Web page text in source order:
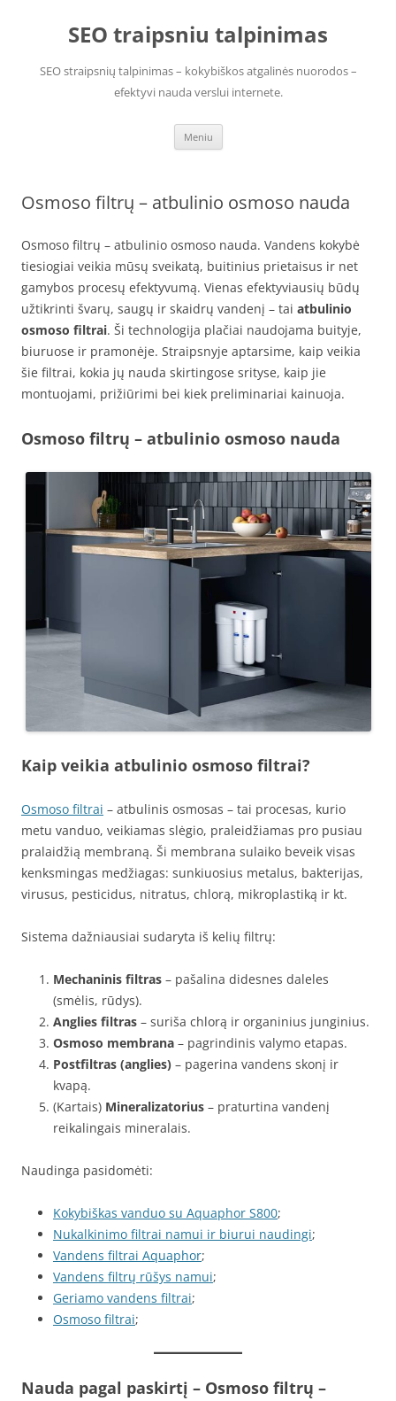
SEO traipsniu talpinimas
SEO straipsnių talpinimas – kokybiškos atgalinės nuorodos –
efektyvi nauda verslui internete.
Meniu
Osmoso filtrų – atbulinio osmoso nauda
Osmoso filtrų – atbulinio osmoso nauda. Vandens kokybė
tiesiogiai veikia mūsų sveikatą, buitinius prietaisus ir net
gamybos procesų efektyvumą. Vienas efektyviausių būdų
užtikrinti švarų, saugų ir skaidrų vandenį – tai atbulinio
osmoso filtrai. Ši technologija plačiai naudojama buityje,
biuruose ir pramonėje. Straipsnyje aptarsime, kaip veikia
šie filtrai, kokia jų nauda skirtingose srityse, kaip jie
montuojami, prižiūrimi bei kiek preliminariai kainuoja.
Osmoso filtrų – atbulinio osmoso nauda
Kaip veikia atbulinio osmoso filtrai?
Osmoso filtrai – atbulinis osmosas – tai procesas, kurio
metu vanduo, veikiamas slėgio, praleidžiamas pro pusiau
pralaidžią membraną. Ši membrana sulaiko beveik visas
kenksmingas medžiagas: sunkiuosius metalus, bakterijas,
virusus, pesticidus, nitratus, chlorą, mikroplastiką ir kt.
Sistema dažniausiai sudaryta iš kelių filtrų:
Mechaninis filtras – pašalina didesnes daleles
(smėlis, rūdys).
Anglies filtras – suriša chlorą ir organinius junginius.
Osmoso membrana – pagrindinis valymo etapas.
Postfiltras (anglies) – pagerina vandens skonį ir
kvapą.
(Kartais) Mineralizatorius – praturtina vandenį
reikalingais mineralais.
Naudinga pasidomėti:
Kokybiškas vanduo su Aquaphor S800;
Nukalkinimo filtrai namui ir biurui naudingi;
Vandens filtrai Aquaphor;
Vandens filtrų rūšys namui;
Geriamo vandens filtrai;
Osmoso filtrai;
Nauda pagal paskirtį – Osmoso filtrų –